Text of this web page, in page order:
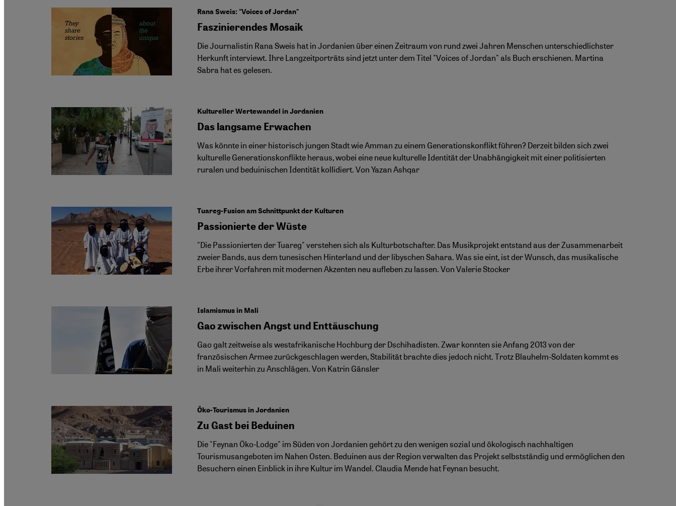
Rana Sweis: "Voices of Jordan"
Faszinierendes Mosaik
Die Journalistin Rana Sweis hat in Jordanien über einen Zeitraum von rund zwei Jahren Menschen unterschiedlichster
Herkunft interviewt. Ihre Langzeitporträts sind jetzt unter dem Titel "Voices of Jordan" als Buch erschienen. Martina
Sabra hat es gelesen.
Kultureller Wertewandel in Jordanien
Das langsame Erwachen
Was könnte in einer historisch jungen Stadt wie Amman zu einem Generationskonflikt führen? Derzeit bilden sich zwei
kulturelle Generationskonflikte heraus, wobei eine neue kulturelle Identität der Unabhängigkeit mit einer politisierten
ruralen und beduinischen Identität kollidiert. Von Yazan Ashqar
Tuareg-Fusion am Schnittpunkt der Kulturen
Passionierte der Wüste
"Die Passionierten der Tuareg" verstehen sich als Kulturbotschafter. Das Musikprojekt entstand aus der Zusammenarbeit
zweier Bands, aus dem tunesischen Hinterland und der libyschen Sahara. Was sie eint, ist der Wunsch, das musikalische
Erbe ihrer Vorfahren mit modernen Akzenten neu aufleben zu lassen. Von Valerie Stocker
Islamismus in Mali
Gao zwischen Angst und Enttäuschung
Gao galt zeitweise als westafrikanische Hochburg der Dschihadisten. Zwar konnten sie Anfang 2013 von der
französischen Armee zurückgeschlagen werden, Stabilität brachte dies jedoch nicht. Trotz Blauhelm-Soldaten kommt es
in Mali weiterhin zu Anschlägen. Von Katrin Gänsler
Öko-Tourismus in Jordanien
Zu Gast bei Beduinen
Die "Feynan Öko-Lodge" im Süden von Jordanien gehört zu den wenigen sozial und ökologisch nachhaltigen
Tourismusangeboten im Nahen Osten. Beduinen aus der Region verwalten das Projekt selbstständig und ermöglichen den
Besuchern einen Einblick in ihre Kultur im Wandel. Claudia Mende hat Feynan besucht.